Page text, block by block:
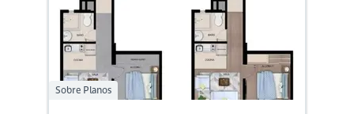
Sobre Planos